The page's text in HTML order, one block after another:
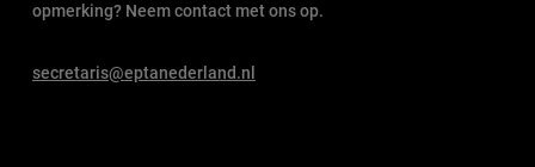
opmerking? Neem contact met ons op.
secretaris@eptanederland.nl